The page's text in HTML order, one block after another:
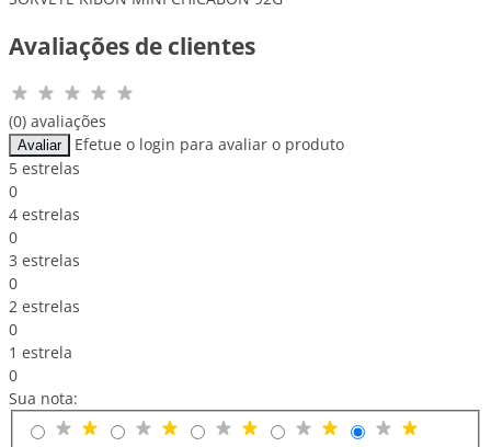
Avaliações de clientes
(0) avaliações
Avaliar
Efetue o login para avaliar o produto
5 estrelas
0
4 estrelas
0
3 estrelas
0
2 estrelas
0
1 estrela
0
Sua nota: